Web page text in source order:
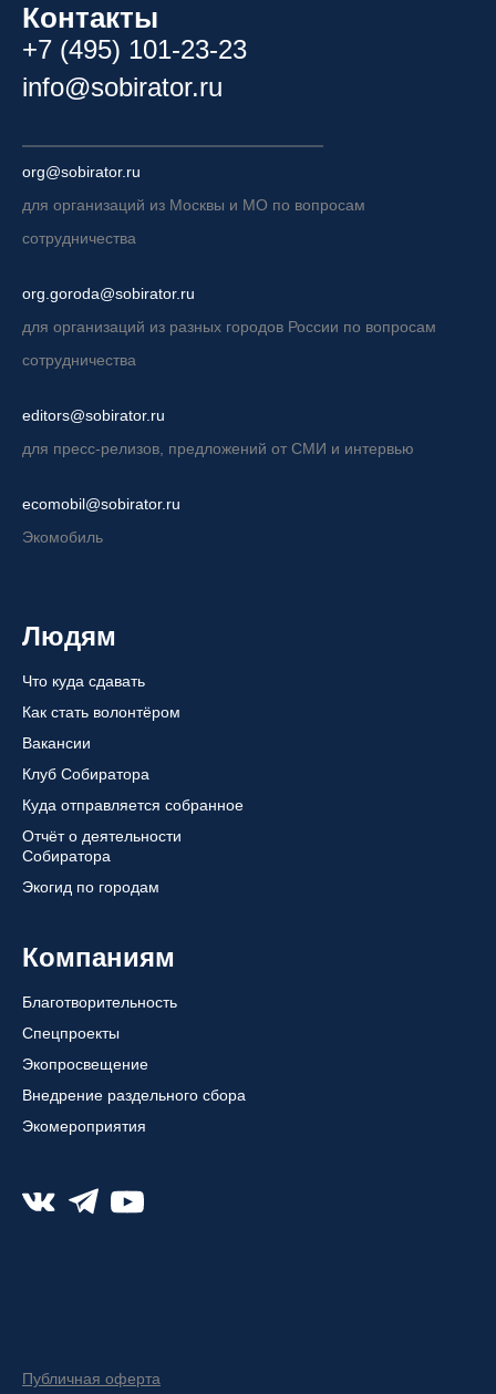
Контакты
+7 (495) 101-23-23
info@sobirator.ru
org@sobirator.ru
для организаций из Москвы и МО по вопросам
сотрудничества
org.goroda@sobirator.ru
для организаций из разных городов России по вопросам
сотрудничества
editors@sobirator.ru
для пресс-релизов, предложений от СМИ и интервью
ecomobil@sobirator.ru
Экомобиль
Людям
Что куда сдавать
Как стать волонтёром
Вакансии
Клуб Собиратора
Куда отправляется собранное
Отчёт о деятельности
Собиратора
Экогид по городам
Компаниям
Благотворительность
Спецпроекты
Экопросвещение
Внедрение раздельного сбора
Экомероприятия
Публичная оферта